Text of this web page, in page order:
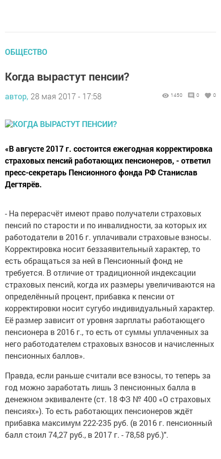
ОБЩЕСТВО
Когда вырастут пенсии?
автор, 28 мая 2017 - 17:58 1450 0 0
«В августе 2017 г. состоится ежегодная корректировка
страховых пенсий работающих пенсионеров, - ответил
пресс-секретарь Пенсионного фонда РФ Станислав
Дегтярёв.
- На перерасчёт имеют право получатели страховых
пенсий по старости и по инвалидности, за которых их
работодатели в 2016 г. уплачивали страховые взносы.
Корректировка носит беззаявительный характер, то
есть обращаться за ней в Пенсионный фонд не
требуется. В отличие от традиционной индексации
страховых пенсий, когда их размеры увеличиваются на
определённый процент, прибавка к пенсии от
корректировки носит сугубо индивидуальный характер.
Её размер зависит от уровня зарплаты работающего
пенсионера в 2016 г., то есть от суммы уплаченных за
него работодателем страховых взносов и начисленных
пенсионных баллов».
Правда, если раньше считали все взносы, то теперь за
год можно заработать лишь 3 пенсионных балла в
денежном эквиваленте (ст. 18 ФЗ № 400 «О страховых
пенсиях»). То есть работающих пенсионеров ждёт
прибавка максимум 222-235 руб. (в 2016 г. пенсионный
балл стоил 74,27 руб., в 2017 г. - 78,58 руб.)".